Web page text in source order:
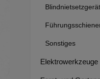
Sonstiges
Elektrowerkzeuge